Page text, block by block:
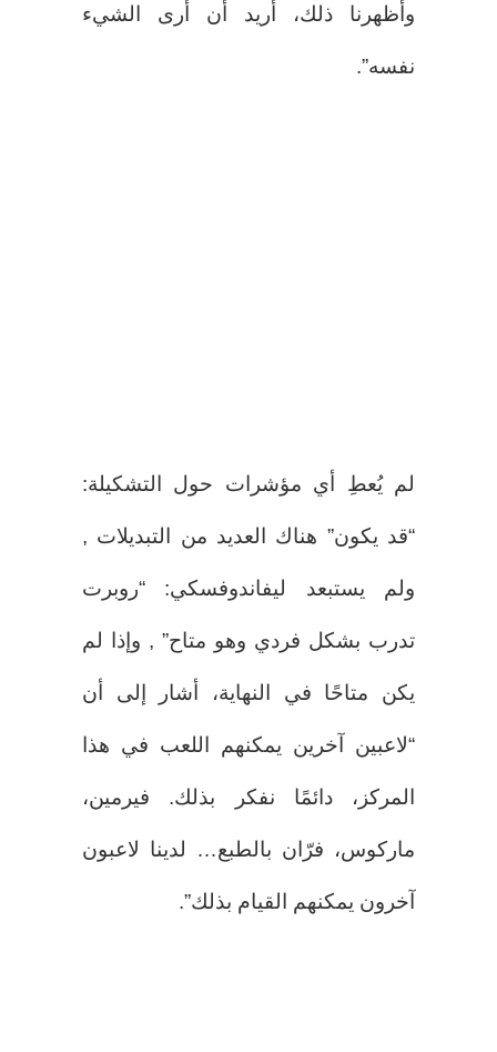
وأظهرنا ذلك، أريد أن أرى الشيء
نفسه”.
لم يُعطِ أي مؤشرات حول التشكيلة:
“قد يكون” هناك العديد من التبديلات ,
ولم يستبعد ليفاندوفسكي: “روبرت
تدرب بشكل فردي وهو متاح” , وإذا لم
يكن متاحًا في النهاية، أشار إلى أن
“لاعبين آخرين يمكنهم اللعب في هذا
المركز، دائمًا نفكر بذلك. فيرمين،
ماركوس، فرّان بالطبع… لدينا لاعبون
آخرون يمكنهم القيام بذلك”.